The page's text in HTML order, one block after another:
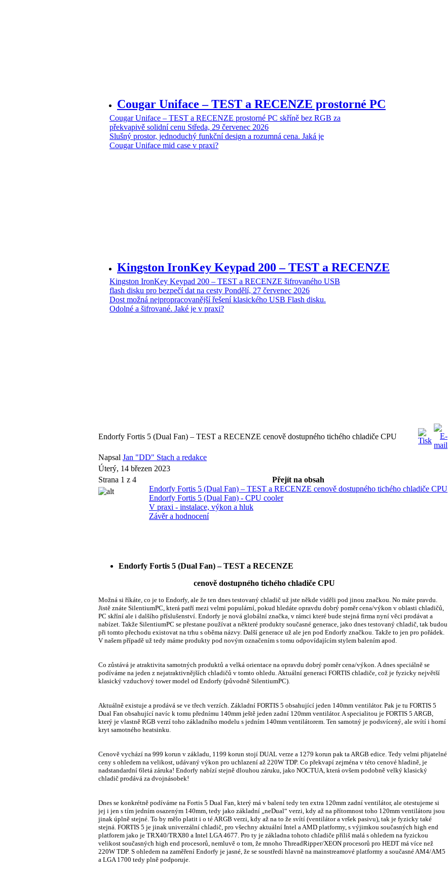
Cougar Uniface – TEST a RECENZE prostorné PC
Cougar Uniface – TEST a RECENZE prostorné PC skříně bez RGB za
překvapivě solidní cenu Středa, 29 červenec 2026
Slušný prostor, jednoduchý funkční design a rozumná cena. Jaká je
Cougar Uniface mid case v praxi?
Kingston IronKey Keypad 200 – TEST a RECENZE
Kingston IronKey Keypad 200 – TEST a RECENZE šifrovaného USB
flash disku pro bezpečí dat na cesty Pondělí, 27 červenec 2026
Dost možná nejpropracovanější řešení klasického USB Flash disku.
Odolné a šifrované. Jaké je v praxi?
Endorfy Fortis 5 (Dual Fan) – TEST a RECENZE cenově dostupného tichého chladiče CPU
Napsal Jan "DD" Stach a redakce
Úterý, 14 březen 2023
Přejít na obsah
Endorfy Fortis 5 (Dual Fan) – TEST a RECENZE cenově dostupného tichého chladiče CPU
Endorfy Fortis 5 (Dual Fan) - CPU cooler
V praxi - instalace, výkon a hluk
Závěr a hodnocení
Strana 1 z 4
Endorfy Fortis 5 (Dual Fan) – TEST a RECENZE
cenově dostupného tichého chladiče CPU
Možná si říkáte, co je to Endorfy, ale že ten dnes testovaný chladič už jste někde viděli pod jinou značkou. No máte pravdu.
Jistě znáte SilentiumPC, která patří mezi velmi populární, pokud hledáte opravdu dobrý poměr cena/výkon v oblasti chladičů,
PC skříní ale i dalšího příslušenství. Endorfy je nová globální značka, v rámci které bude stejná firma nyní věci prodávat a
nabízet. Takže SilentiumPC se přestane používat a některé produkty současné generace, jako dnes testovaný chladič, tak budou
při tomto přechodu existovat na trhu s oběma názvy. Další generace už ale jen pod Endorfy značkou. Takže to jen pro pořádek.
V našem případě už tedy máme produkty pod novým označením s tomu odpovídajícím stylem balením apod.
Co zůstává je atraktivita samotných produktů a velká orientace na opravdu dobrý poměr cena/výkon. A dnes speciálně se
podíváme na jeden z nejatraktivnějších chladičů v tomto ohledu. Aktuální generaci FORTIS chladiče, což je fyzicky největší
klasický vzduchový tower model od Endorfy (původně SilentiumPC).
Aktuálně existuje a prodává se ve třech verzích. Základní FORTIS 5 obsahující jeden 140mm ventilátor. Pak je tu FORTIS 5
Dual Fan obsahující navíc k tomu přednímu 140mm ještě jeden zadní 120mm ventilátor. A specialitou je FORTIS 5 ARGB,
který je vlastně RGB verzí toho základního modelu s jedním 140mm ventilátorem. Ten samotný je podsvícený, ale svítí i horní
kryt samotného heatsinku.
Cenově vychází na 999 korun v základu, 1199 korun stojí DUAL verze a 1279 korun pak ta ARGB edice. Tedy velmi přijatelné
ceny s ohledem na velikost, udávaný výkon pro uchlazení až 220W TDP. Co překvapí zejména v této cenové hladině, je
nadstandardní 6letá záruka! Endorfy nabízí stejně dlouhou záruku, jako NOCTUA, která ovšem podobně velký klasický
chladič prodává za dvojnásobek!
Dnes se konkrétně podíváme na Fortis 5 Dual Fan, který má v balení tedy ten extra 120mm zadní ventilátor, ale otestujeme si
jej i jen s tím jedním osazeným 140mm, tedy jako základní „neDual“ verzi, kdy až na přítomnost toho 120mm ventilátoru jsou
jinak úplně stejné. To by mělo platit i o té ARGB verzi, kdy až na to že svítí (ventilátor a vršek pasivu), tak je fyzicky také
stejná. FORTIS 5 je jinak univerzální chladič, pro všechny aktuální Intel a AMD platformy, s výjimkou současných high end
platforem jako je TRX40/TRX80 a Intel LGA 4677. Pro ty je základna tohoto chladiče příliš malá s ohledem na fyzickou
velikost současných high end procesorů, nemluvě o tom, že mnoho ThreadRipper/XEON procesorů pro HEDT má více než
220W TDP. S ohledem na zaměření Endorfy je jasné, že se soustředí hlavně na mainstreamové platformy a současné AM4/AM5
a LGA 1700 tedy plně podporuje.